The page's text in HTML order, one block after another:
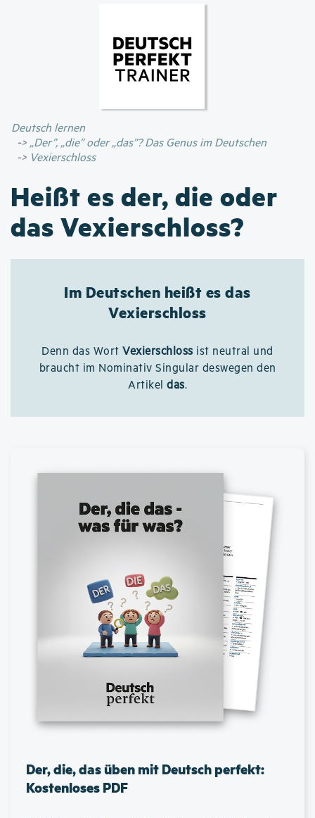
Inhalt
Deutsch lernen
„Der”, „die” oder „das”? Das Genus im Deutschen
Vexierschloss
Heißt es der, die oder
das Vexierschloss?
Im Deutschen heißt es das
Vexierschloss
Denn das WortVexierschloss ist neutral und
braucht im Nominativ Singular deswegen den
Artikel das.
Der, die, das üben mit Deutsch perfekt:
Kostenloses PDF